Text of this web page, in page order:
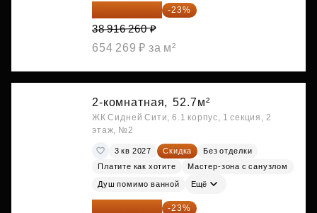
29 965 520 ₽ -23%
38 916 260 ₽
654 269 ₽ за м²
2-комнатная, 52.7м²
ЖК Сидней Сити, 6.1 корпус, 1 секция, 2
этаж, №2
3 кв 2027 Скидка
Без отделки
Платите как хотите
Мастер-зона с санузлом
Душ помимо ванной Ещё
30 251 645 ₽ -23%